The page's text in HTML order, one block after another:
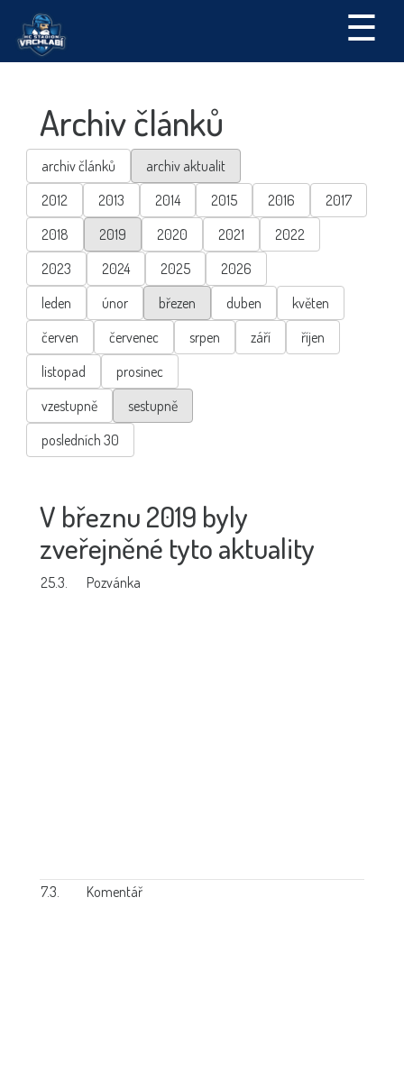
☰
Archiv článků
archiv článků
archiv aktualit
2012
2013 2014 2015 2016
2017
2018
2019 2020 2021
2022
2023
2024 2025
2026
leden
únor březen duben
květen
červen
červenec srpen září
říjen
listopad
prosinec
vzestupně
sestupně
posledních 30
V březnu 2019 byly
zveřejněné tyto aktuality
25.3. Pozvánka
7.3. Komentář